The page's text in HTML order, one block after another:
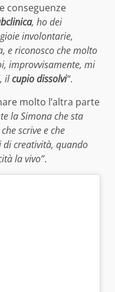
conseguenze
, ho dei
involontarie,
e riconosco che molto
improvvisamente, mi
ilcupio dissolvi“.
molto l’altra parte
la Simona che sta
scrive e che
di creatività, quando
la vivo”.